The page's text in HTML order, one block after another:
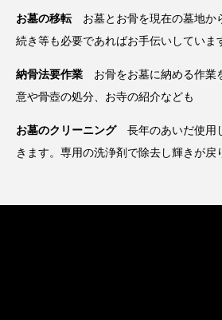
お墓の移転お墓とお骨を現在の墓地か
続き等も必要であればお手伝いしていま
納骨法要作業 お骨をお墓に納める作業
意や骨壺の処分、お寺の紹介なども
お墓のクリーニング長年のあいだ使用
きます。専用の洗浄剤で除去し輝きが戻